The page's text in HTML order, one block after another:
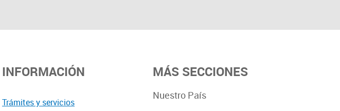
INFORMACIÓN
Trámites y servicios
MÁS SECCIONES
Nuestro País